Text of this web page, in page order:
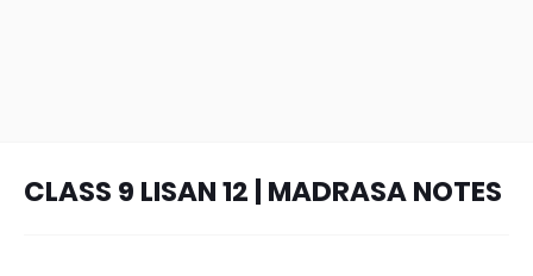
CLASS 9 LISAN 12 | MADRASA NOTES